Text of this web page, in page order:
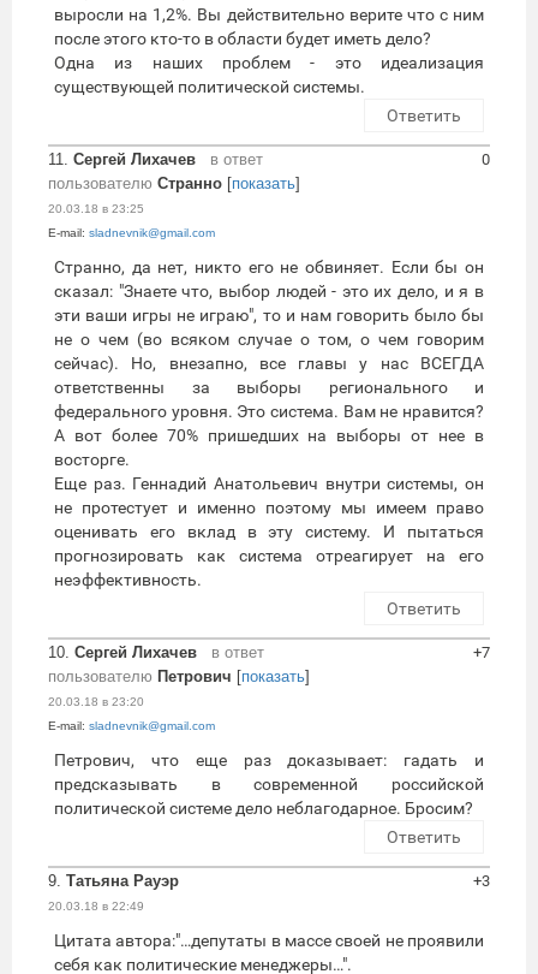
выросли на 1,2%. Вы действительно верите что с ним
после этого кто-то в области будет иметь дело?
Одна из наших проблем - это идеализация
существующей политической системы.
Ответить
11. Сергей Лихачев
в ответ
пользователю Странно [показать]
20.03.18 в 23:25
E-mail: sladnevnik@gmail.com
0
Странно, да нет, никто его не обвиняет. Если бы он
сказал: "Знаете что, выбор людей - это их дело, и я в
эти ваши игры не играю", то и нам говорить было бы
не о чем (во всяком случае о том, о чем говорим
сейчас). Но, внезапно, все главы у нас ВСЕГДА
ответственны за выборы регионального и
федерального уровня. Это система. Вам не нравится?
А вот более 70% пришедших на выборы от нее в
восторге.
Еще раз. Геннадий Анатольевич внутри системы, он
не протестует и именно поэтому мы имеем право
оценивать его вклад в эту систему. И пытаться
прогнозировать как система отреагирует на его
неэффективность.
Ответить
10. Сергей Лихачев
в ответ
пользователю Петрович [показать]
20.03.18 в 23:20
E-mail: sladnevnik@gmail.com
+7
Петрович, что еще раз доказывает: гадать и
предсказывать в современной российской
политической системе дело неблагодарное. Бросим?
Ответить
9. Татьяна Рауэр
20.03.18 в 22:49
+3
Цитата автора:"…депутаты в массе своей не проявили
себя как политические менеджеры…".